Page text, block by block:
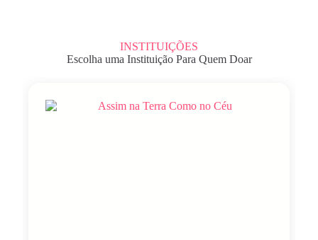
INSTITUIÇÕES
Escolha uma Instituição Para Quem Doar